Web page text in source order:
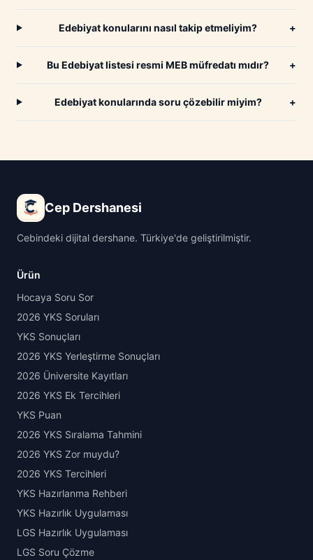
Edebiyat konularını nasıl takip etmeliyim? +
Bu Edebiyat listesi resmi MEB müfredatı mıdır? +
Edebiyat konularında soru çözebilir miyim? +
Cep Dershanesi
Cebindeki dijital dershane. Türkiye'de geliştirilmiştir.
Ürün
Hocaya Soru Sor
2026 YKS Soruları
YKS Sonuçları
2026 YKS Yerleştirme Sonuçları
2026 Üniversite Kayıtları
2026 YKS Ek Tercihleri
YKS Puan
2026 YKS Sıralama Tahmini
2026 YKS Zor muydu?
2026 YKS Tercihleri
YKS Hazırlanma Rehberi
YKS Hazırlık Uygulaması
LGS Hazırlık Uygulaması
LGS Soru Çözme